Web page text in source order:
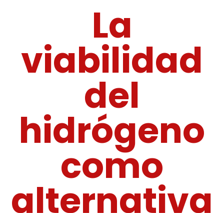
La
viabilidad
del
hidrógeno
como
alternativa